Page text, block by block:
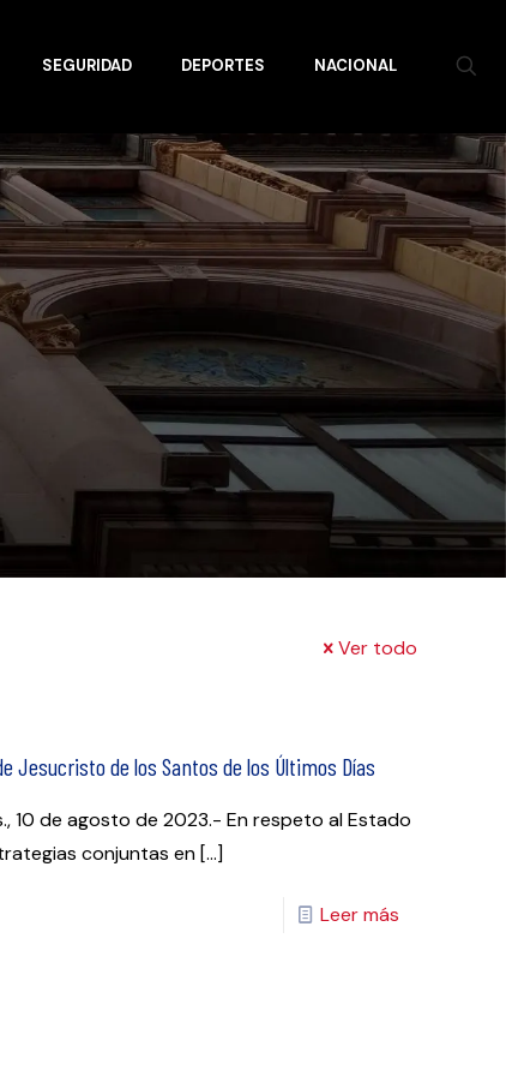
SEGURIDAD DEPORTES NACIONAL
Ver todo
Jesucristo de los Santos de los Últimos Días
10 de agosto de 2023.- En respeto al Estado
conjuntas en[…]
Leer más